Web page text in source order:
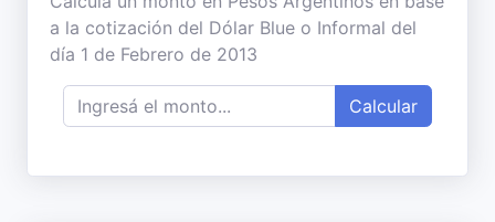
a la cotización del Dólar Blue o Informal del
día 1 de Febrero de 2013
Calcular